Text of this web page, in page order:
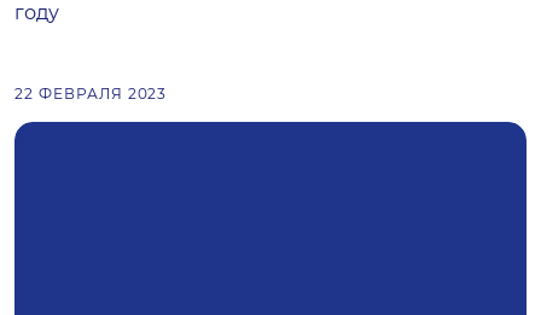
году
22 ФЕВРАЛЯ 2023